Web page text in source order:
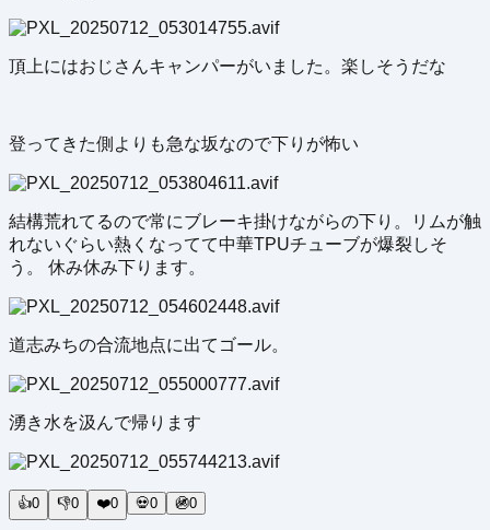
頂上にはおじさんキャンパーがいました。楽しそうだな
登ってきた側よりも急な坂なので下りが怖い
結構荒れてるので常にブレーキ掛けながらの下り。リムが触
れないぐらい熱くなってて中華TPUチューブが爆裂しそ
う。 休み休み下ります。
道志みちの合流地点に出てゴール。
湧き水を汲んで帰ります
👍0 👎0 ❤️0 💀0 🚳0